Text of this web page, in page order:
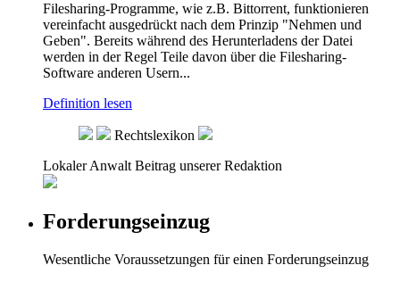
Filesharing-Programme, wie z.B. Bittorrent, funktionieren
vereinfacht ausgedrückt nach dem Prinzip "Nehmen und
Geben". Bereits während des Herunterladens der Datei
werden in der Regel Teile davon über die Filesharing-
Software anderen Usern...
Definition lesen
Rechtslexikon
Lokaler Anwalt Beitrag unserer Redaktion
Forderungseinzug
Wesentliche Voraussetzungen für einen Forderungseinzug